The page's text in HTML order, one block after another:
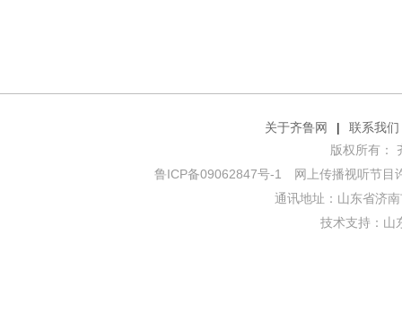
关于齐鲁网 |
联系我们
版权所有：
鲁ICP备09062847号-1
网上传播视听节目
通讯地址：山东省济
技术支持： 山